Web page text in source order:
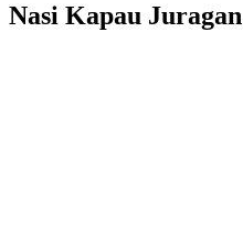
Nasi Kapau Juragan